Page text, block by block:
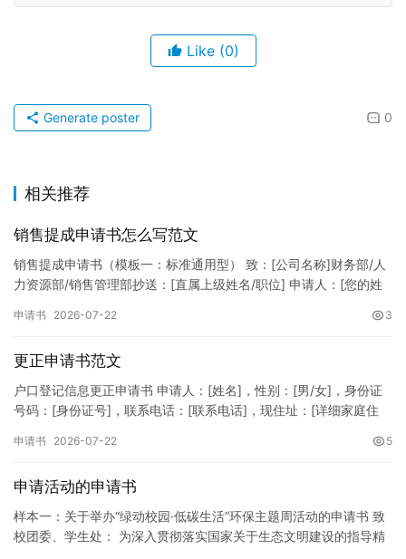
Like (0)
0
Generate poster
相关推荐
销售提成申请书怎么写范文
销售提成申请书（模板一：标准通用型） 致：[公司名称]财务部/人
力资源部/销售管理部抄送：[直属上级姓名/职位] 申请人：[您的姓
申请书 2026-07-22 3
更正申请书范文
户口登记信息更正申请书 申请人：[姓名]，性别：[男/女]，身份证
号码：[身份证号]，联系电话：[联系电话]，现住址：[详细家庭住
申请书 2026-07-22 5
申请活动的申请书
样本一：关于举办“绿动校园·低碳生活”环保主题周活动的申请书 致
校团委、学生处： 为深入贯彻落实国家关于生态文明建设的指导精